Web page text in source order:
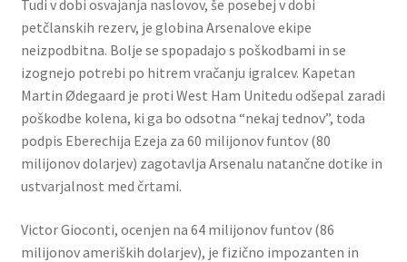
Tudi v dobi osvajanja naslovov, še posebej v dobi
petčlanskih rezerv, je globina Arsenalove ekipe
neizpodbitna. Bolje se spopadajo s poškodbami in se
izognejo potrebi po hitrem vračanju igralcev. Kapetan
Martin Ødegaard je proti West Ham Unitedu odšepal zaradi
poškodbe kolena, ki ga bo odsotna “nekaj tednov”, toda
podpis Eberechija Ezeja za 60 milijonov funtov (80
milijonov dolarjev) zagotavlja Arsenalu natančne dotike in
ustvarjalnost med črtami.
Victor Gioconti, ocenjen na 64 milijonov funtov (86
milijonov ameriških dolarjev), je fizično impozanten in